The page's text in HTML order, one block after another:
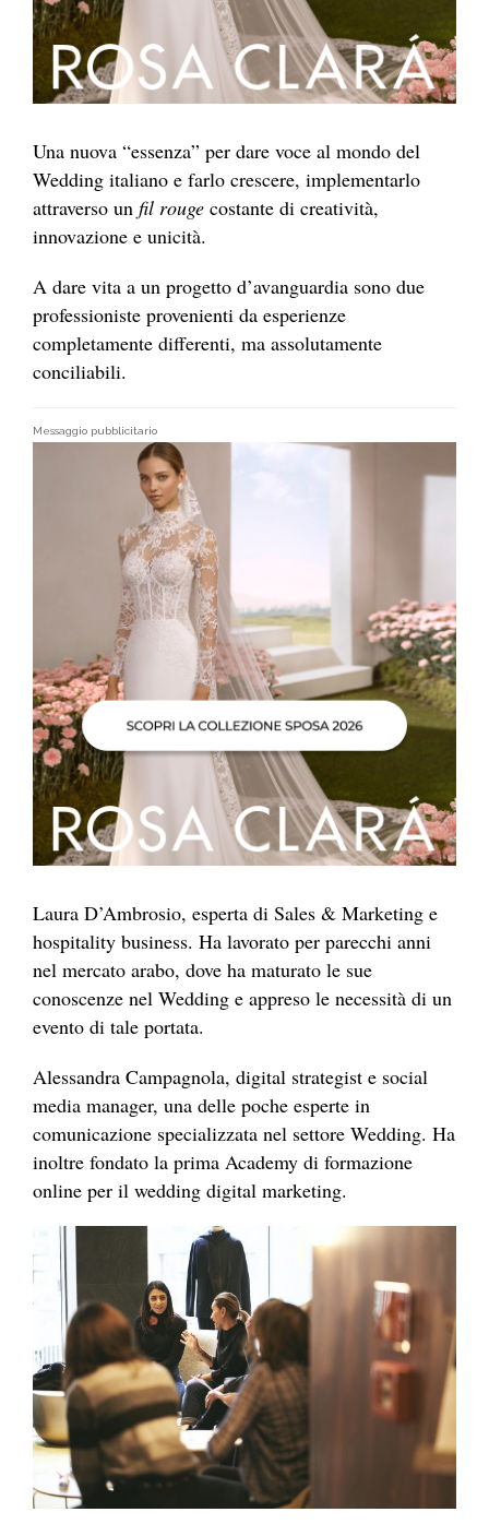
Una nuova “essenza” per dare voce al mondo del
Wedding italiano e farlo crescere, implementarlo
attraverso un fil rouge costante di creatività,
innovazione e unicità.
A dare vita a un progetto d’avanguardia sono due
professioniste provenienti da esperienze
completamente differenti, ma assolutamente
conciliabili.
Messaggio pubblicitario
Laura D’Ambrosio, esperta di Sales & Marketing e
hospitality business. Ha lavorato per parecchi anni
nel mercato arabo, dove ha maturato le sue
conoscenze nel Wedding e appreso le necessità di un
evento di tale portata.
Alessandra Campagnola, digital strategist e social
media manager, una delle poche esperte in
comunicazione specializzata nel settore Wedding. Ha
inoltre fondato la prima Academy di formazione
online per il wedding digital marketing.